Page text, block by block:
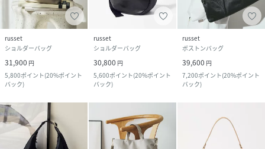
russet
ショルダーバッグ
31,900 円
5,800ポイント(20%ポイント
バック)
russet
ショルダーバッグ
30,800 円
5,600ポイント(20%ポイント
バック)
russet
ボストンバッグ
39,600 円
7,200ポイント(20%ポイント
バック)